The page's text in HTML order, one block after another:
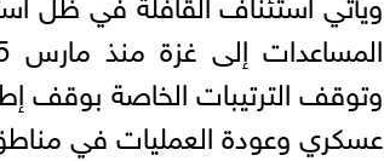
وتوقف الترتيبات الخاصة بوقف
عسكري وعودة العمليات في